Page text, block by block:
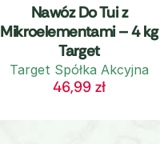
Nawóz Do Tui z
Mikroelementami – 4 kg
Target
Target Spółka Akcyjna
46,99 zł